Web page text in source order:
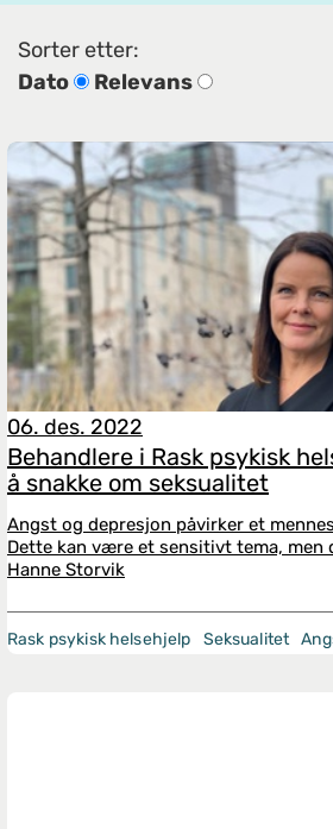
Sorter etter:
Dato
Relevans
06. des. 2022
Behandlere i Rask psykisk
å snakke om seksualitet
Angst og depresjon påvirker et
Dette kan være et sensitivt tema, men
Hanne Storvik
Rask psykisk helsehjelp Seksualitet